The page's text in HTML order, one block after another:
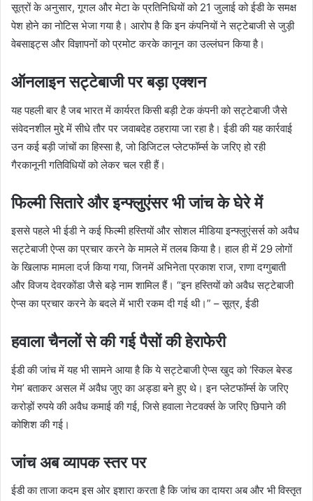
सूत्रों के अनुसार, गूगल और मेटा के प्रतिनिधियों को 21 जुलाई को ईडी के समक्ष
पेश होने का नोटिस भेजा गया है। आरोप है कि इन कंपनियों ने सट्टेबाजी से जुड़ी
वेबसाइट्स और विज्ञापनों को प्रमोट करके कानून का उल्लंघन किया है।
ऑनलाइन सट्टेबाजी पर बड़ा एक्शन
यह पहली बार है जब भारत में कार्यरत किसी बड़ी टेक कंपनी को सट्टेबाजी जैसे
संवेदनशील मुद्दे में सीधे तौर पर जवाबदेह ठहराया जा रहा है। ईडी की यह कार्रवाई
उन कई बड़ी जांचों का हिस्सा है, जो डिजिटल प्लेटफॉर्म्स के जरिए हो रही
गैरकानूनी गतिविधियों को लेकर चल रही हैं।
फिल्मी सितारे और इन्फ्लुएंसर भी जांच के घेरे में
इससे पहले भी ईडी ने कई फिल्मी हस्तियों और सोशल मीडिया इन्फ्लुएंसर्स को अवैध
सट्टेबाजी ऐप्स का प्रचार करने के मामले में तलब किया है। हाल ही में 29 लोगों
के खिलाफ मामला दर्ज किया गया, जिनमें अभिनेता प्रकाश राज, राणा दग्गुबाती
और विजय देवरकोंडा जैसे बड़े नाम शामिल हैं। “इन हस्तियों को अवैध सट्टेबाजी
ऐप्स का प्रचार करने के बदले में भारी रकम दी गई थी।” – सूत्र, ईडी
हवाला चैनलों से की गई पैसों की हेराफेरी
ईडी की जांच में यह भी सामने आया है कि ये सट्टेबाजी ऐप्स खुद को ‘स्किल बेस्ड
गेम’ बताकर असल में अवैध जुए का अड्डा बने हुए थे। इन प्लेटफॉर्म्स के जरिए
करोड़ों रुपये की अवैध कमाई की गई, जिसे हवाला नेटवर्क्स के जरिए छिपाने की
कोशिश की गई।
जांच अब व्यापक स्तर पर
ईडी का ताजा कदम इस ओर इशारा करता है कि जांच का दायरा अब और भी विस्तृत